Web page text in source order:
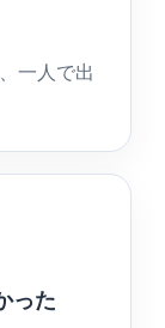
一人で出
った